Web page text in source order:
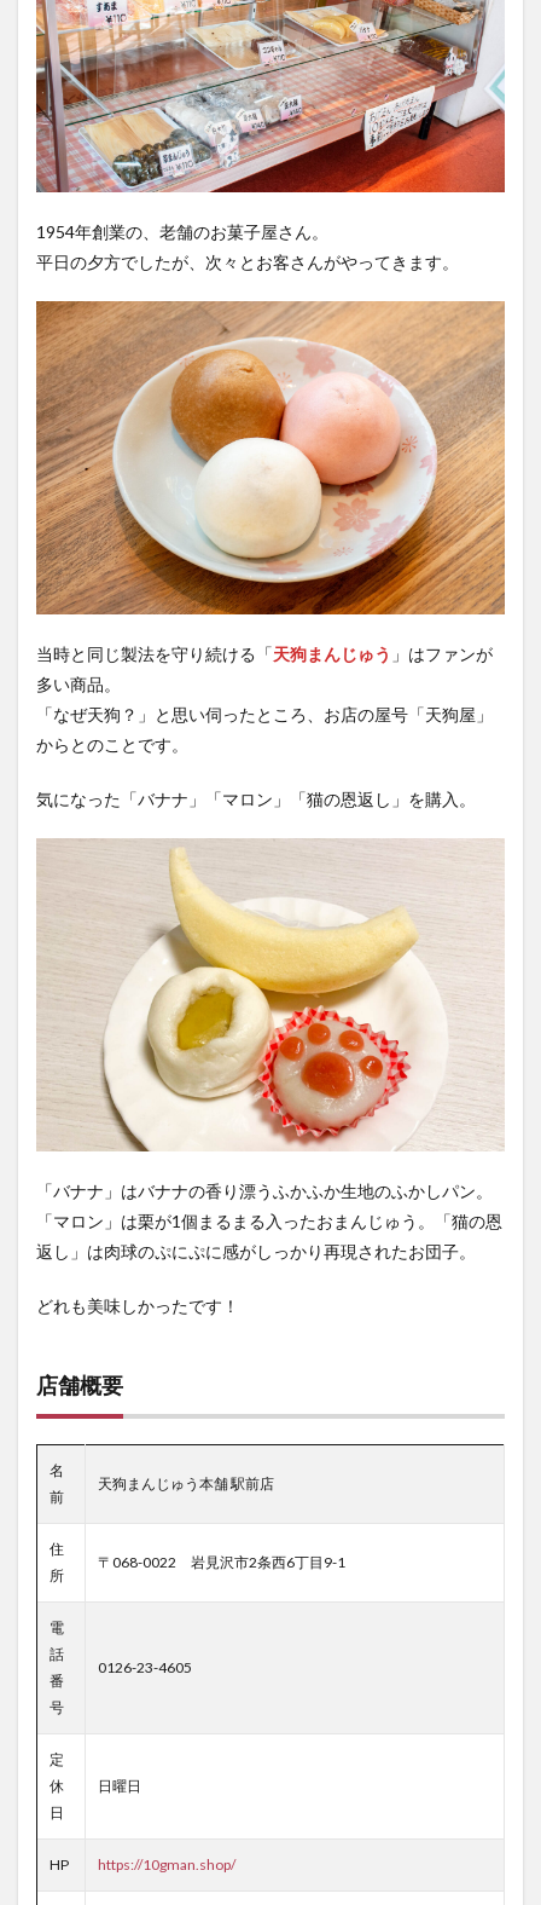
1954年創業の、老舗のお菓子屋さん。
平日の夕方でしたが、次々とお客さんがやってきます。
当時と同じ製法を守り続ける「天狗まんじゅう 」はファンが
多い商品。
「なぜ天狗？」と思い伺ったところ、お店の屋号「天狗屋」
からとのことです。
気になった「バナナ」「マロン」「猫の恩返し」を購入。
「バナナ」はバナナの香り漂うふかふか生地のふかしパン。
「マロン」は栗が1個まるまる入ったおまんじゅう。「猫の恩
返し」は肉球のぷにぷに感がしっかり再現されたお団子。
どれも美味しかったです！
店舗概要
名
前
天狗まんじゅう本舗 駅前店
住
所
〒068-0022 岩見沢市2条西6丁目9-1
電
話
番
号
0126-23-4605
定
休
日
日曜日
HP https://10gman.shop/